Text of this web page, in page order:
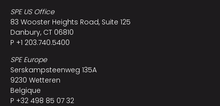
SPE US Office
83 Wooster Heights Road, Suite 125
Danbury, CT 06810
P +1 203.740.5400
SPE Europe
Serskampsteenweg 135A
9230 Wetteren
Belgique
P +32 498 85 07 32